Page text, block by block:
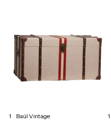
1 Baúl Vintage 1